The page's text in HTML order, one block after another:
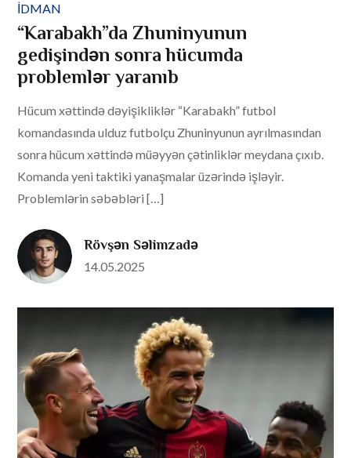
IDMAN
“Karabakh”da Zhuninyunun
gedişindən sonra hücumda
problemlər yaranıb
Hücum xəttində dəyişikliklər “Karabakh” futbol
komandasında ulduz futbolçu Zhuninyunun ayrılmasından
sonra hücum xəttində müəyyən çətinliklər meydana çıxıb.
Komanda yeni taktiki yanaşmalar üzərində işləyir.
Problemlərin səbəbləri […]
Rövşən Səlimzadə
Posted
14.05.2025